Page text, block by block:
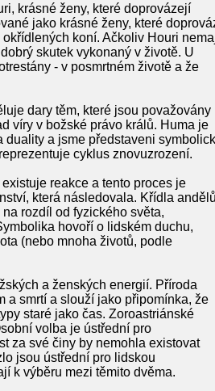
krásné ženy, které doprovázejí
jako krásné ženy, které
koní. Ačkoliv Houri
skutek vykonaný v životě. U
- v posmrtném životě a že
dary těm, které jsou považovány
víry v božské právo králů. Huma je
duality a jsme představeni
cyklus znovuzrození.
reakce a tento proces je
která následovala. Křídla
rozdíl od fyzického světa,
hovoří o lidském duchu,
(nebo mnoha životů, podle
a ženských energií. Příroda
a smrtí a slouží jako připomínka, že
staré jako čas. Zoroastriánské
volba je ústřední pro
za své činy by nemohla existovat
jsou ústřední pro lidskou
k výběru mezi těmito dvěma.